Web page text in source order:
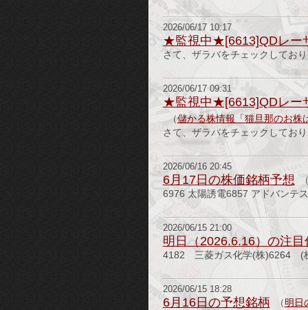
2026/06/17 10:17
★監視中★[6613]QDレー
さて、ザラバをチェックしてお
2026/06/17 09:31
★監視中★[6613]QDレー
（儲かる株情報「猫旦那のお株
さて、ザラバをチェックしてお
2026/06/16 20:45
6月17日の株価銘柄予想
6976 太陽誘電6857 アドバンテ
2026/06/15 21:00
明日（2026.6.16）の注目
4182 三菱ガス化学(株)6264 (
2026/06/15 18:28
6月16日の予想銘柄 （明日